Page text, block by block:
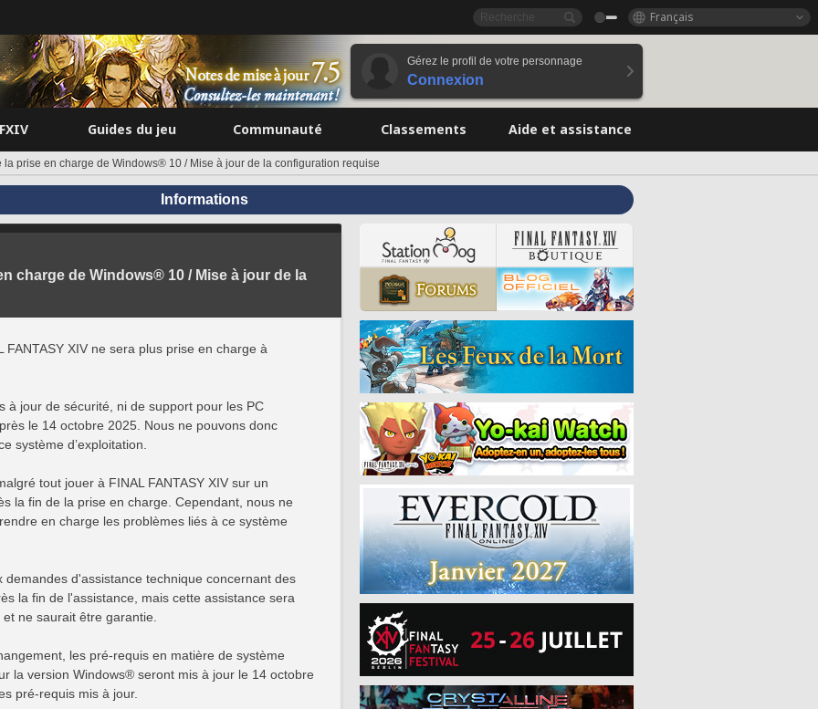
Français
Gérez le profil de votre personnage
Connexion
Guides du jeu Communauté Classements Aide et assistance
la prise en charge de Windows® 10 / Mise à jour de la configuration requise
Informations
charge de Windows® 10 / Mise à jour de la
XIV ne sera plus prise en charge à
à jour de sécurité, ni de support pour les PC
le 14 octobre 2025. Nous ne pouvons donc
système d’exploitation.
tout jouer à FINAL FANTASY XIV sur un
la fin de la prise en charge. Cependant, nous ne
en charge les problèmes liés à ce système
d'assistance technique concernant des
la fin de l'assistance, mais cette assistance sera
ne saurait être garantie.
les pré-requis en matière de système
la version Windows® seront mis à jour le 14 octobre
pré-requis mis à jour.